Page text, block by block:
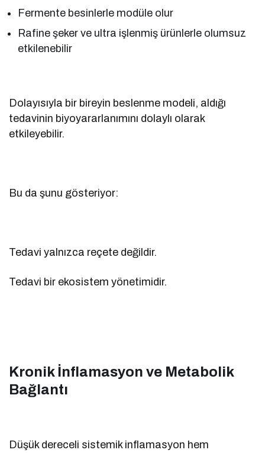
Fermente besinlerle modüle olur
Rafine şeker ve ultra işlenmiş ürünlerle olumsuz
etkilenebilir
Dolayısıyla bir bireyin beslenme modeli, aldığı
tedavinin biyoyararlanımını dolaylı olarak
etkileyebilir.
Bu da şunu gösteriyor:
Tedavi yalnızca reçete değildir.
Tedavi bir ekosistem yönetimidir.
Kronik İnflamasyon ve Metabolik
Bağlantı
Düşük dereceli sistemik inflamasyon hem